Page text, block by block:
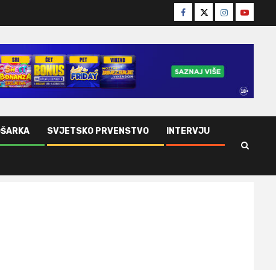
Facebook
TwitterInstagram
Youtube
SVJETSKO PRVENSTVO INTERVJU